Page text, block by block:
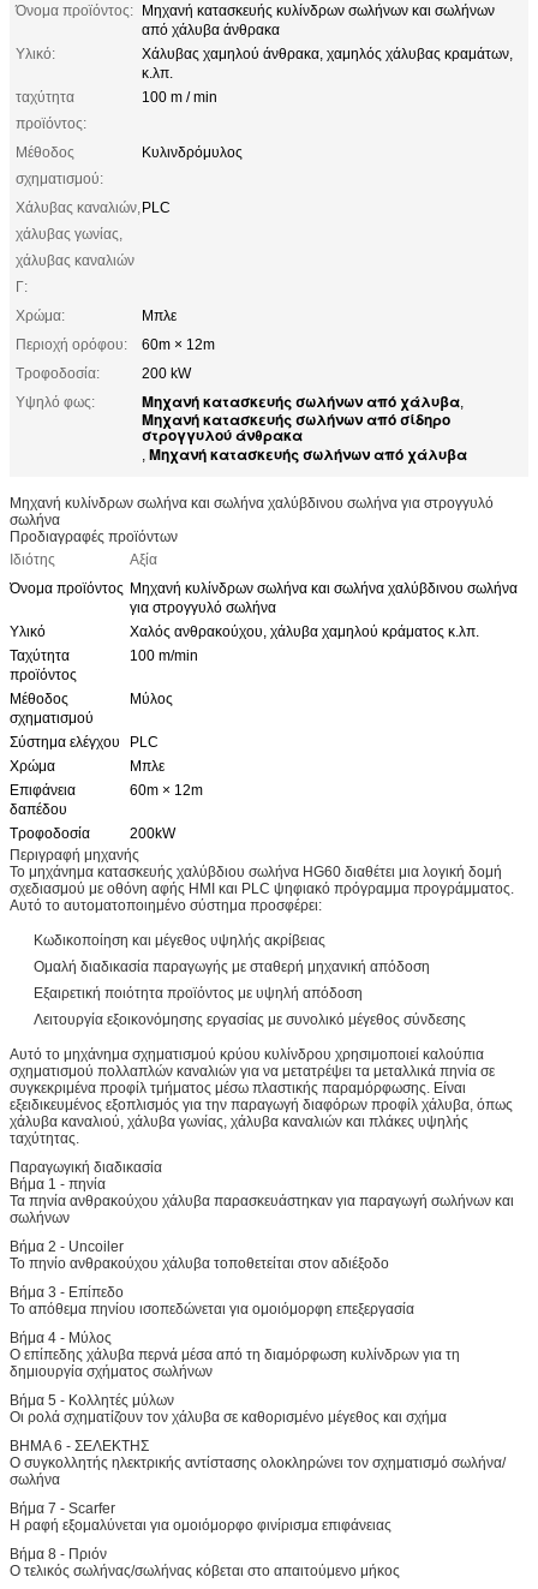
Όνομα προϊόντος: Μηχανή κατασκευής κυλίνδρων σωλήνων και σωλήνων
από χάλυβα άνθρακα
Υλικό:
Χάλυβας χαμηλού άνθρακα, χαμηλός χάλυβας κραμάτων,
κ.λπ.
ταχύτητα
προϊόντος:
100 m / min
Μέθοδος
σχηματισμού:
Κυλινδρόμυλος
Χάλυβας καναλιών,
χάλυβας γωνίας,
χάλυβας καναλιών
Γ:
PLC
Χρώμα:
Μπλε
Περιοχή ορόφου:
60m × 12m
Τροφοδοσία:
200 kW
Υψηλό φως:
Μηχανή κατασκευής σωλήνων από χάλυβα,
Μηχανή κατασκευής σωλήνων από σίδηρο
στρογγυλού άνθρακα
, Μηχανή κατασκευής σωλήνων από χάλυβα
Μηχανή κυλίνδρων σωλήνα και σωλήνα χαλύβδινου σωλήνα για στρογγυλό
σωλήνα
Προδιαγραφές προϊόντων
Ιδιότης
Αξία
Όνομα προϊόντος Μηχανή κυλίνδρων σωλήνα και σωλήνα χαλύβδινου σωλήνα
για στρογγυλό σωλήνα
Υλικό
Χαλός ανθρακούχου, χάλυβα χαμηλού κράματος κ.λπ.
Ταχύτητα
προϊόντος
100 m/min
Μέθοδος
σχηματισμού
Μύλος
Σύστημα ελέγχου
PLC
Χρώμα
Μπλε
Επιφάνεια
δαπέδου
60m × 12m
Τροφοδοσία
200kW
Περιγραφή μηχανής
Το μηχάνημα κατασκευής χαλύβδιου σωλήνα HG60 διαθέτει μια λογική δομή
σχεδιασμού με οθόνη αφής HMI και PLC ψηφιακό πρόγραμμα προγράμματος.
Αυτό το αυτοματοποιημένο σύστημα προσφέρει:
Κωδικοποίηση και μέγεθος υψηλής ακρίβειας
Ομαλή διαδικασία παραγωγής με σταθερή μηχανική απόδοση
Εξαιρετική ποιότητα προϊόντος με υψηλή απόδοση
Λειτουργία εξοικονόμησης εργασίας με συνολικό μέγεθος σύνδεσης
Αυτό το μηχάνημα σχηματισμού κρύου κυλίνδρου χρησιμοποιεί καλούπια
σχηματισμού πολλαπλών καναλιών για να μετατρέψει τα μεταλλικά πηνία σε
συγκεκριμένα προφίλ τμήματος μέσω πλαστικής παραμόρφωσης. Είναι
εξειδικευμένος εξοπλισμός για την παραγωγή διαφόρων προφίλ χάλυβα, όπως
χάλυβα καναλιού, χάλυβα γωνίας, χάλυβα καναλιών και πλάκες υψηλής
ταχύτητας.
Παραγωγική διαδικασία
Βήμα 1 - πηνία
Τα πηνία ανθρακούχου χάλυβα παρασκευάστηκαν για παραγωγή σωλήνων και
σωλήνων
Βήμα 2 - Uncoiler
Το πηνίο ανθρακούχου χάλυβα τοποθετείται στον αδιέξοδο
Βήμα 3 - Επίπεδο
Το απόθεμα πηνίου ισοπεδώνεται για ομοιόμορφη επεξεργασία
Βήμα 4 - Μύλος
Ο επίπεδης χάλυβα περνά μέσα από τη διαμόρφωση κυλίνδρων για τη
δημιουργία σχήματος σωλήνων
Βήμα 5 - Κολλητές μύλων
Οι ρολά σχηματίζουν τον χάλυβα σε καθορισμένο μέγεθος και σχήμα
ΒΗΜΑ 6 - ΣΕΛΕΚΤΗΣ
Ο συγκολλητής ηλεκτρικής αντίστασης ολοκληρώνει τον σχηματισμό σωλήνα/
σωλήνα
Βήμα 7 - Scarfer
Η ραφή εξομαλύνεται για ομοιόμορφο φινίρισμα επιφάνειας
Βήμα 8 - Πριόν
Ο τελικός σωλήνας/σωλήνας κόβεται στο απαιτούμενο μήκος